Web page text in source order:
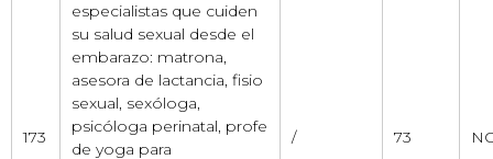
173
especialistas que cuiden
su salud sexual desde el
embarazo: matrona,
asesora de lactancia, fisio
sexual, sexóloga,
psicóloga perinatal, profe
de yoga para
/ 73